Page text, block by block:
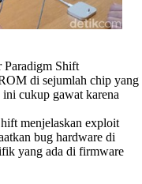
Paradigm Shift
di sejumlah chip yang
cukup gawat karena
menjelaskan exploit
bug hardware di
yang ada di firmware